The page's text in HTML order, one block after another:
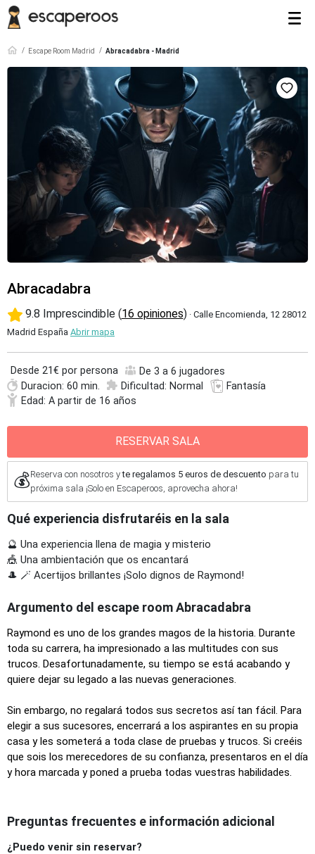
Escape Room Madrid Abracadabra - Madrid
Abracadabra
9.8 Imprescindible (16 opiniones)· Calle Encomienda, 12 28012
Madrid España Abrir mapa
Desde 21€ por persona
De 3 a 6 jugadores
Duracion: 60 min.
Dificultad: Normal
Fantasía
Edad: A partir de 16 años
RESERVAR SALA
💰Reserva con nosotros yte regalamos 5 euros de descuento para tu
próxima sala ¡Solo en Escaperoos, aprovecha ahora!
Qué experiencia disfrutaréis en la sala
🔮 Una experiencia llena de magia y misterio
🎪 Una ambientación que os encantará
🎩 🪄 Acertijos brillantes ¡Solo dignos de Raymond!
Argumento del escape room Abracadabra
Raymond es uno de los grandes magos de la historia. Durante
toda su carrera, ha impresionado a las multitudes con sus
trucos. Desafortunadamente, su tiempo se está acabando y
quiere dejar su legado a las nuevas generaciones.
Sin embargo, no regalará todos sus secretos así tan fácil. Para
elegir a sus sucesores, encerrará a los aspirantes en su propia
casa y les someterá a toda clase de pruebas y trucos. Si creéis
que sois los merecedores de su confianza, presentaros en el día
y hora marcada y poned a prueba todas vuestras habilidades.
Preguntas frecuentes e información adicional
¿Puedo venir sin reservar?